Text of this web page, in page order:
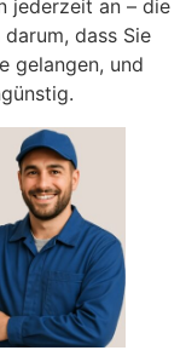
jederzeit an – die
dass Sie
gelangen, und